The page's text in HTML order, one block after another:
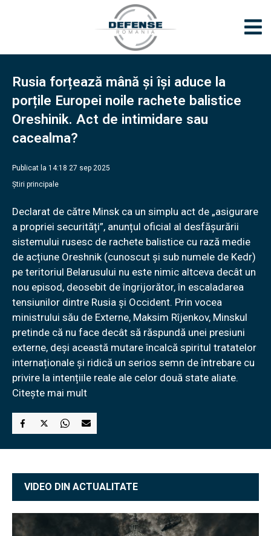
Rusia forțează mână și își aduce la
porțile Europei noile rachete balistice
Oreshinik. Act de intimidare sau
cacealma?
Publicat la 14:18 27 sep 2025
Știri principale
Declarat de către Minsk ca un simplu act de „asigurare
a propriei securități”, anunțul oficial al desfășurării
sistemului rusesc de rachete balistice cu rază medie
de acțiune Oreshnik (cunoscut și sub numele de Kedr)
pe teritoriul Belarusului nu este nimic altceva decât un
nou episod, deosebit de îngrijorător, în escaladarea
tensiunilor dintre Rusia și Occident. Prin vocea
ministrului său de Externe, Maksim Rîjenkov, Minskul
pretinde că nu face decât să răspundă unei presiuni
externe, deși această mutare încalcă spiritul tratatelor
internaționale și ridică un serios semn de întrebare cu
privire la intențiile reale ale celor două state aliate.
Citește mai mult
VIDEO DIN ACTUALITATE